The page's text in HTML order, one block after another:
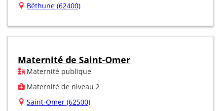
Béthune (62400)
Maternité de Saint-Omer
Maternité publique
Maternité de niveau 2
Saint-Omer (62500)